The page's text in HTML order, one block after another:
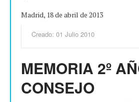
Madrid, 18 de abril de 2013
Creado: 01 Julio 2010
MEMORIA 2º
CONSEJO